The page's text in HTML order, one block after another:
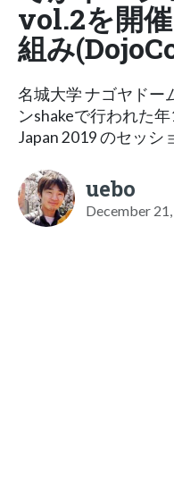
vol.2を開
組み
名城大学 ナゴヤドー
ンshakeで行われた
Japan 2019 のセッシ
uebo
December